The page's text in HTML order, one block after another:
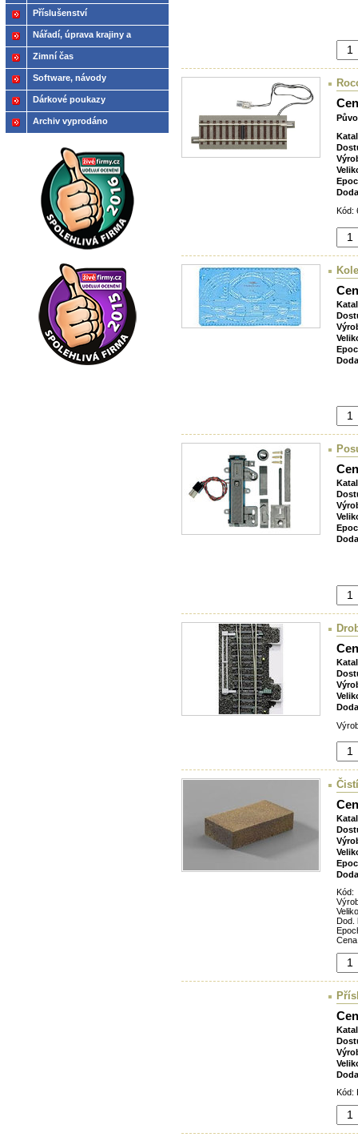
Kód:
Kód:
Dod.
Kód:
Příslušenství
Nářadí, úprava krajiny a
modelů
Zimní čas
Software, návody
Dárkové poukazy
Archiv vyprodáno